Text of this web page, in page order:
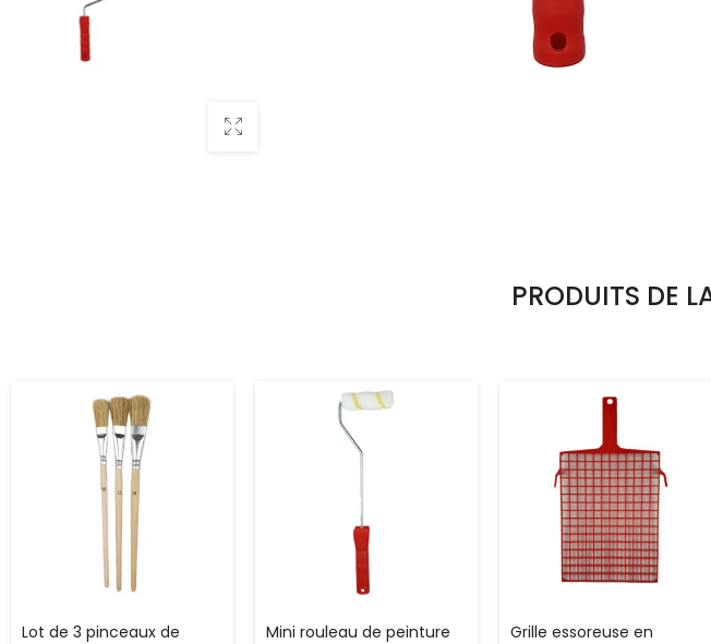
PRODUITS DE
Lot de 3 pinceaux de
Mini rouleau de peinture
Grille essoreuse en